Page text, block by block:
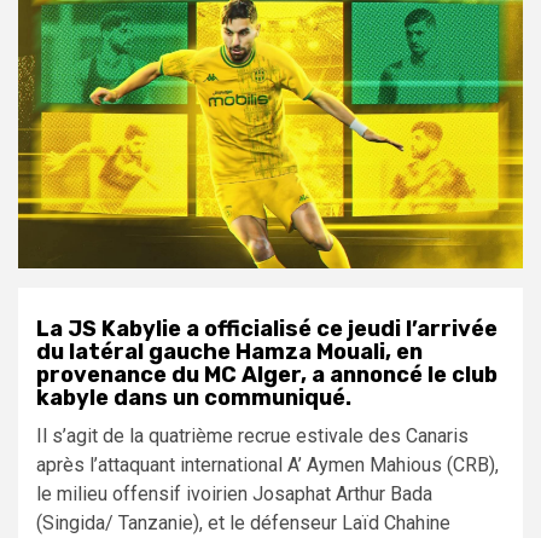
La JS Kabylie a officialisé ce jeudi l’arrivée
du latéral gauche Hamza Mouali, en
provenance du MC Alger, a annoncé le club
kabyle dans un communiqué.
Il s’agit de la quatrième recrue estivale des Canaris
après l’attaquant international A’ Aymen Mahious (CRB),
le milieu offensif ivoirien Josaphat Arthur Bada
(Singida/ Tanzanie), et le défenseur Laïd Chahine